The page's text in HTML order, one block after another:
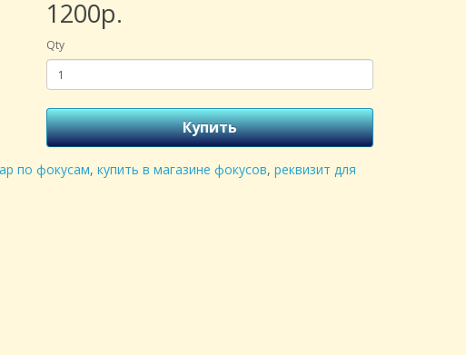
1200р.
Qty
Купить
по фокусам, купить в магазине фокусов, реквизит для